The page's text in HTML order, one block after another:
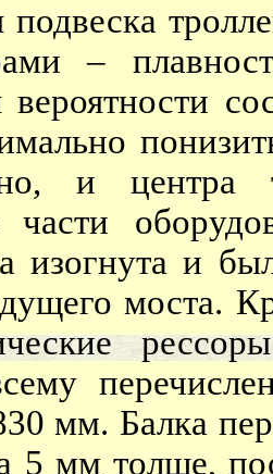
–
и
части
изогнута и
моста.
мм. Балка
5 мм толще,